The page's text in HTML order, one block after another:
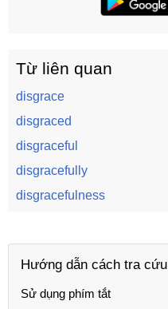
Từ liên quan
disgrace
disgraced
disgraceful
disgracefully
disgracefulness
Hướng dẫn cách tra cứu
Sử dụng phím tắt